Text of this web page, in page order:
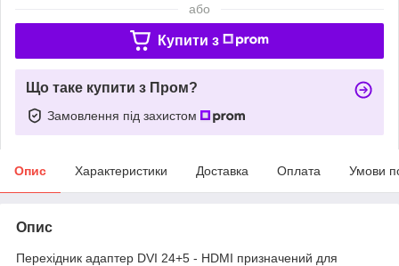
або
Купити з
Що таке купити з Пром?
Замовлення під захистом
Опис Характеристики Доставка Оплата Умови
Опис
Перехідник адаптер DVI 24+5 - HDMI призначений для